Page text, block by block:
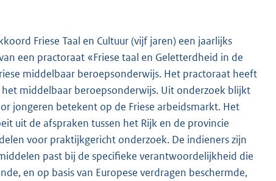
Friese Taal en Cultuur (vijf jaren) een jaarlijks
een practoraat «Friese taal en Geletterdheid in de
middelbaar beroepsonderwijs. Het practoraat heeft
middelbaar beroepsonderwijs. Uit onderzoek blijkt
jongeren betekent op de Friese arbeidsmarkt. Het
uit de afspraken tussen het Rijk en de provincie
voor praktijkgericht onderzoek. De indieners zijn
past bij de specifieke verantwoordelijkheid die
en op basis van Europese verdragen beschermde,